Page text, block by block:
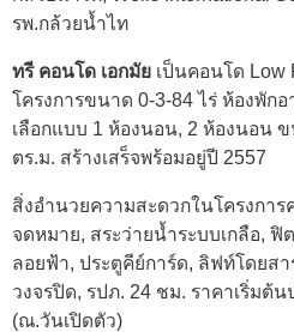
รพ.กล้วยน้ำไท
ทรี คอนโด เอกมัย เป็นคอนโด Low
โครงการขนาด 0-3-84 ไร่ ห้องพัก
เลือกแบบ 1 ห้องนอน, 2 ห้องนอน
ตร.ม. สร้างเสร็จพร้อมอยู่ปี 2557
สิ่งอำนวยความสะดวกในโครงการ
จดหมาย, สระว่ายน้ำระบบเกลือ, ฟิ
ลอยฟ้า, ประตูคีย์การ์ด, ลิฟท์โดยส
วงจรปิด, รปภ. 24 ชม. ราคาเริ่มต้
(ณ.วันเปิดตัว)